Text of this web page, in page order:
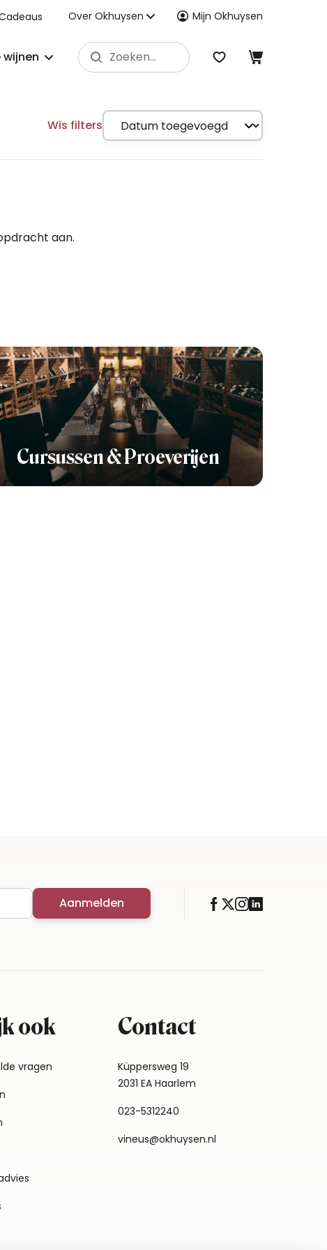
Over Okhuysen Mijn Okhuysen
wijnen
Wis filters
aan.
Cursussen & Proeverijen
Aanmelden
ook
vragen
Contact
Küppersweg 19
2031 EA Haarlem
023-5312240
vineus@okhuysen.nl